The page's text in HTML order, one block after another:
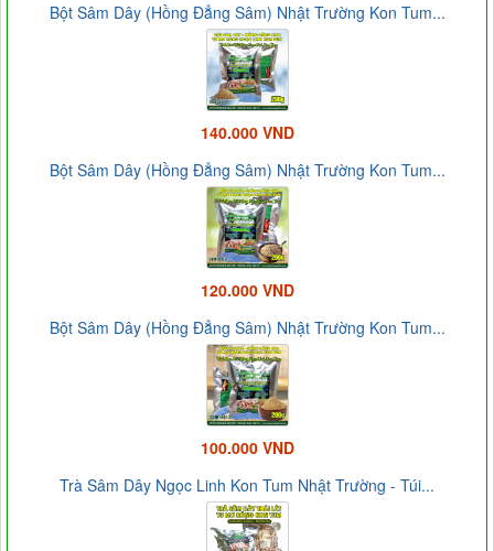
Bột Sâm Dây (Hồng Đẳng Sâm) Nhật Trường Kon Tum...
140.000 VND
Bột Sâm Dây (Hồng Đẳng Sâm) Nhật Trường Kon Tum...
120.000 VND
Bột Sâm Dây (Hồng Đẳng Sâm) Nhật Trường Kon Tum...
100.000 VND
Trà Sâm Dây Ngọc Linh Kon Tum Nhật Trường - Túi...